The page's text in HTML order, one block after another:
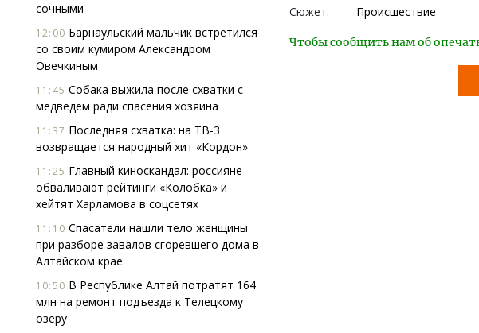
сочными
12:00 Барнаульский мальчик встретился
со своим кумиром Александром
Овечкиным
11:45 Собака выжила после схватки с
медведем ради спасения хозяина
11:37 Последняя схватка: на ТВ-3
возвращается народный хит «Кордон»
11:25 Главный киноскандал: россияне
обваливают рейтинги «Колобка» и
хейтят Харламова в соцсетях
11:10 Спасатели нашли тело женщины
при разборе завалов сгоревшего дома в
Алтайском крае
10:50 В Республике Алтай потратят 164
млн на ремонт подъезда к Телецкому
озеру
Сюжет: Происшествие
Чтобы сообщить нам об